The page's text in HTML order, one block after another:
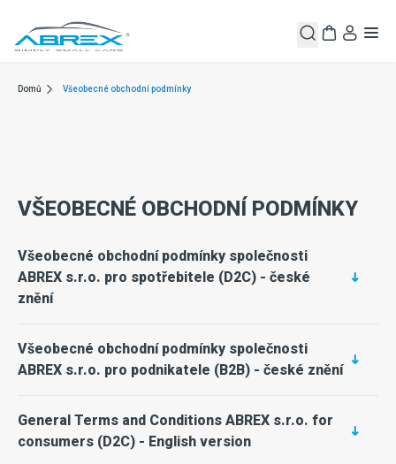
Domů Všeobecné obchodní podmínky
VŠEOBECNÉ OBCHODNÍ PODMÍNKY
Všeobecné obchodní podmínky společnosti
ABREX s.r.o. pro spotřebitele (D2C) - české
znění
Všeobecné obchodní podmínky společnosti
ABREX s.r.o. pro podnikatele (B2B) - české znění
General Terms and Conditions ABREX s.r.o. for
consumers (D2C) - English version